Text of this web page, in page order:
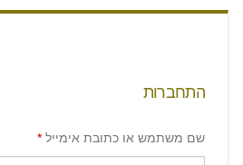
התחברות
שם משתמש או כתובת אימייל *